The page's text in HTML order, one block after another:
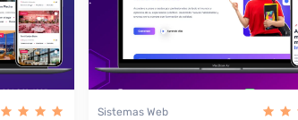
Sistemas Web